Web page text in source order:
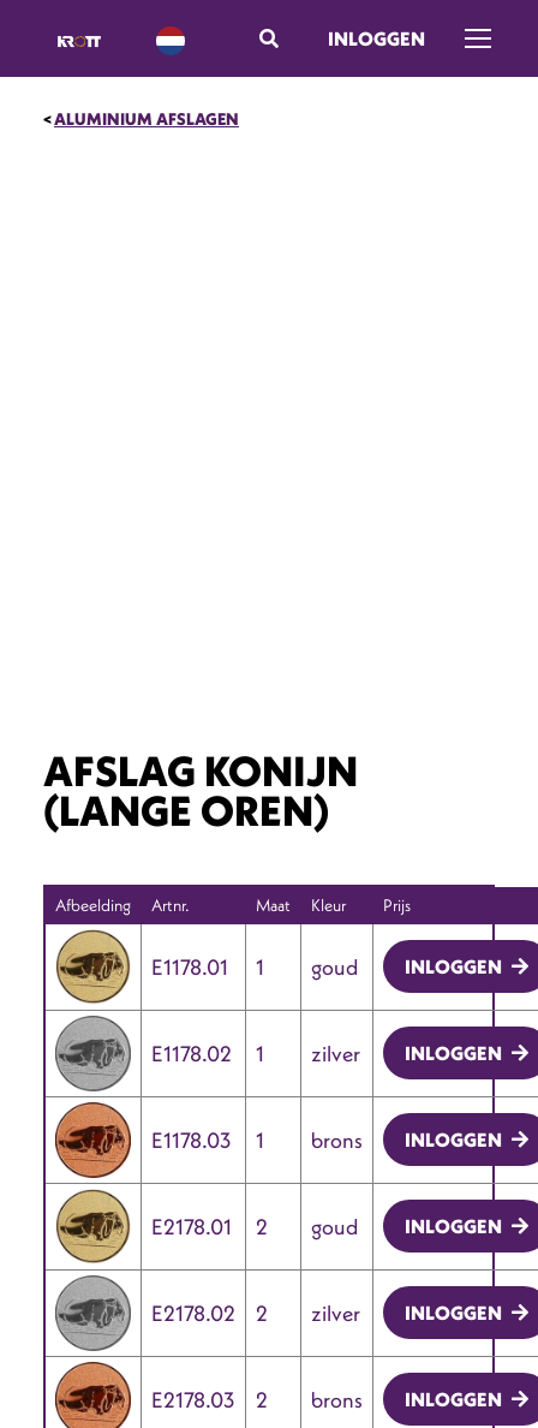
INLOGGEN
Menu
ALUMINIUM AFSLAGEN
AFSLAG KONIJN
(LANGE OREN)
Afbeelding Artnr. Maat Kleur Prijs
E1178.01 1 goud INLOGGEN
E1178.02 1 zilver INLOGGEN
E1178.03 1 brons INLOGGEN
E2178.01 2 goud INLOGGEN
E2178.02 2 zilver INLOGGEN
E2178.03 2 brons INLOGGEN